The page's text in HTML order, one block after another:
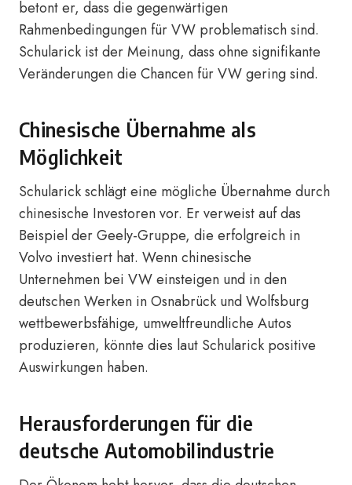
betont er, dass die gegenwärtigen
Rahmenbedingungen für VW problematisch sind.
Schularick ist der Meinung, dass ohne signifikante
Veränderungen die Chancen für VW gering sind.
Chinesische Übernahme als
Möglichkeit
Schularick schlägt eine mögliche Übernahme durch
chinesische Investoren vor. Er verweist auf das
Beispiel der Geely-Gruppe, die erfolgreich in
Volvo investiert hat. Wenn chinesische
Unternehmen bei VW einsteigen und in den
deutschen Werken in Osnabrück und Wolfsburg
wettbewerbsfähige, umweltfreundliche Autos
produzieren, könnte dies laut Schularick positive
Auswirkungen haben.
Herausforderungen für die
deutsche Automobilindustrie